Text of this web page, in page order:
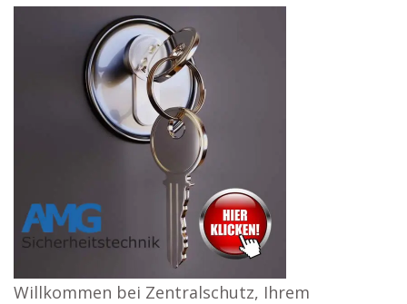
Willkommen bei Zentralschutz, Ihrem